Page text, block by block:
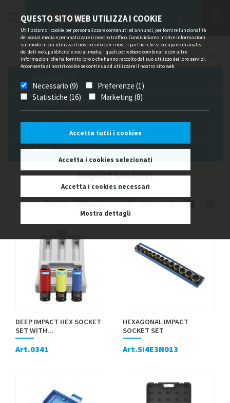
QUESTO SITO WEB UTILIZZA I COOKIE
Utilizziamo i cookie per personalizzare contenuti ed annunci, per fornire funzionalità
dei social media e per analizzare il nostro traffico. Condividiamo inoltre informazioni
sul modo in cui utilizza il nostro sito con i nostri partner che si occupano di analisi
dei dati web, pubblicità e social media, i quali potrebbero combinarle con altre
informazioni che ha fornito loro o che hanno raccolto dal suo utilizzo dei loro servizi.
Acconsenta ai nostri cookie se continua ad utilizzare il nostro sito web.
Necessario (9)
Preferenze (1)
Statistiche (16)
Marketing (8)
Accetta tutti i cookies
Accetta i cookies selezionati
Accetta i cookies necessari
Mostra dettagli
OFFERS/NEWS
WHERE TO BUY
OFFERS
NEW
Impact sockets
Show
Sort by
DEEP IMPACT HEX SOCKET
SET WITH...
Art.0341
HEXAGONAL IMPACT
SOCKET SET
Art.SI4E3N013